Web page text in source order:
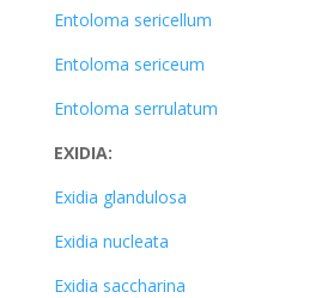
Entoloma sericellum
Entoloma sericeum
Entoloma serrulatum
EXIDIA:
Exidia glandulosa
Exidia nucleata
Exidia saccharina